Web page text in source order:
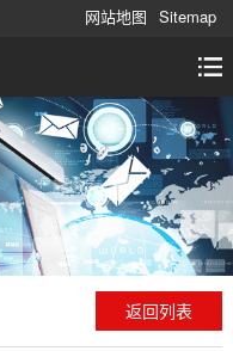
网站地图 Sitemap
返回列表